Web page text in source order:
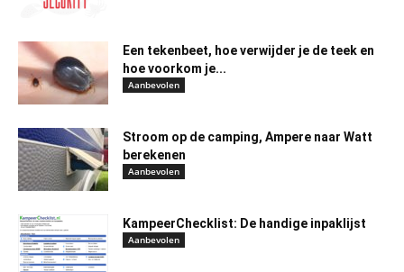
Een tekenbeet, hoe verwijder je de teek en
hoe voorkom je...
Aanbevolen
Stroom op de camping, Ampere naar Watt
berekenen
Aanbevolen
KampeerChecklist: De handige inpaklijst
Aanbevolen